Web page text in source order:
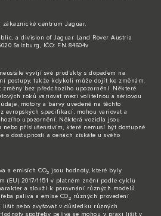
zákaznické centrum Jaguar.
a division of Jaguar Land Rover Austria
Salzburg, IČO: FN 84604v
vyvíjí své produkty s dopadem na
postupy, takže kdykoli může dojít ke změnám.
změny bez předchozího upozornění. Některé
roků variovat mezi volitelnou a sériovou
motory a barvy uvedené na těchto
evropských specifikací, mohou variovat a
upozornění. Některá vozidla jsou
nebo příslušenstvím, které nemusí být dostupné
o dostupnosti a cenách získáte u svého
a emisích CO2 jsou hodnoty, které byly
(EU) 2017/1151 v platném znění podle cyklu
a slouží k porovnání různých modelů
paliva a emise CO2
různých provedení
lišit nebo zvyšovat v důsledku různých
spotřeby paliva se mohou v praxi lišit v